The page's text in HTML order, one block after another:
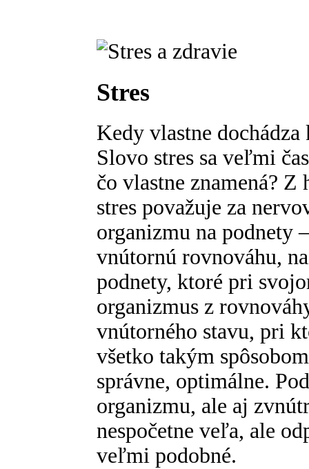
Stres
Kedy vlastne
Slovo stres sa veľmi
čo vlastne znamená?
stres považuje za
organizmu na podnety
vnútornú rovnováhu,
podnety, ktoré pri
organizmus z
vnútorného stavu, pri
všetko takým
správne, optimálne.
organizmu, ale aj
nespočetne veľa, ale
veľmi podobné.